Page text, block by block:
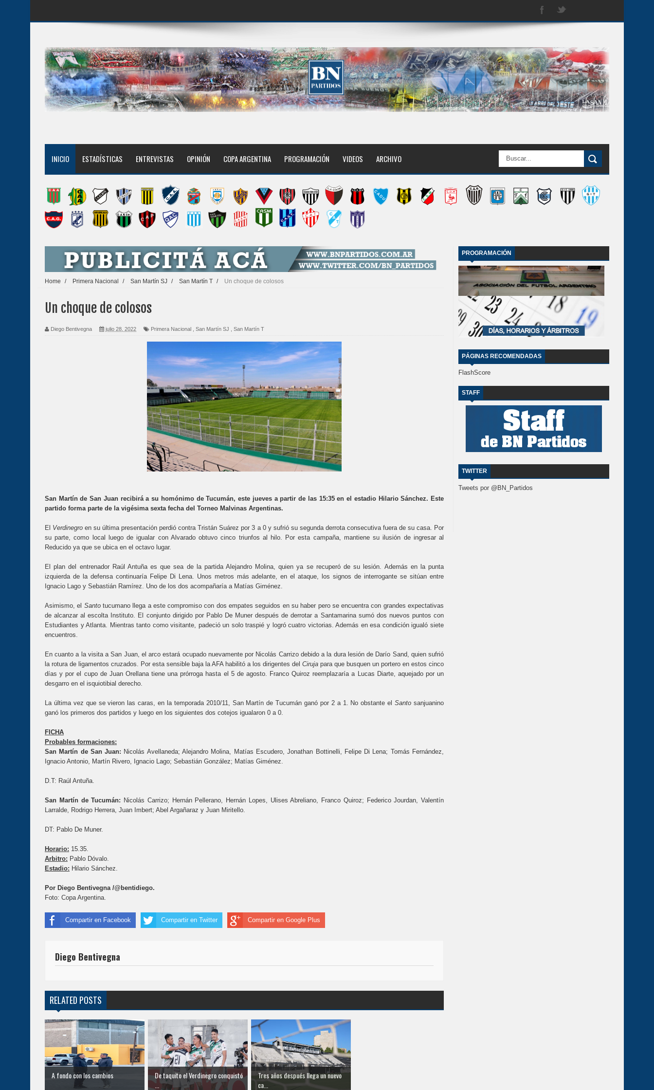
INICIO ESTADÍSTICAS ENTREVISTAS OPINIÓN COPA ARGENTINA PROGRAMACIÓN VIDEOS ARCHIVO
Home / Primera Nacional / San Martín SJ / San Martín T / Un choque de colosos
Un choque de colosos
Diego Bentivegna julio 28, 2022 Primera Nacional San Martín SJ San Martín T
San Martín de San Juan recibirá a su homónimo de Tucumán, este jueves a partir de las 15:35 en el estadio Hilario Sánchez. Este
partido forma parte de la vigésima sexta fecha del Torneo Malvinas Argentinas.
El Verdinegro en su última presentación perdió contra Tristán Suárez por 3 a 0 y sufrió su segunda derrota consecutiva fuera de su casa. Por
su parte, como local luego de igualar con Alvarado obtuvo cinco triunfos al hilo. Por esta campaña, mantiene su ilusión de ingresar al
Reducido ya que se ubica en el octavo lugar.
El plan del entrenador Raúl Antuña es que sea de la partida Alejandro Molina, quien ya se recuperó de su lesión. Además en la punta
izquierda de la defensa continuaría Felipe Di Lena. Unos metros más adelante, en el ataque, los signos de interrogante se sitúan entre
Ignacio Lago y Sebastián Ramírez. Uno de los dos acompañaría a Matías Giménez.
Asimismo, el Santotucumano llega a este compromiso con dos empates seguidos en su haber pero se encuentra con grandes expectativas
de alcanzar al escolta Instituto. El conjunto dirigido por Pablo De Muner después de derrotar a Santamarina sumó dos nuevos puntos con
Estudiantes y Atlanta. Mientras tanto como visitante, padeció un solo traspié y logró cuatro victorias. Además en esa condición igualó siete
encuentros.
En cuanto a la visita a San Juan, el arco estará ocupado nuevamente por Nicolás Carrizo debido a la dura lesión de Darío Sand, quien sufrió
la rotura de ligamentos cruzados. Por esta sensible baja la AFA habilitó a los dirigentes del Ciruja para que busquen un portero en estos cinco
días y por el cupo de Juan Orellana tiene una prórroga hasta el 5 de agosto. Franco Quiroz reemplazaría a Lucas Diarte, aquejado por un
desgarro en el isquiotibial derecho.
La última vez que se vieron las caras, en la temporada 2010/11, San Martín de Tucumán ganó por 2 a 1. No obstante el Santosanjuanino
ganó los primeros dos partidos y luego en los siguientes dos cotejos igualaron 0 a 0.
FICHA
Probables formaciones:
San Martín de San Juan: Nicolás Avellaneda; Alejandro Molina, Matías Escudero, Jonathan Bottinelli, Felipe Di Lena; Tomás Fernández,
Ignacio Antonio, Martín Rivero, Ignacio Lago; Sebastián González; Matías Giménez.
D.T: Raúl Antuña.
San Martín de Tucumán: Nicolás Carrizo; Hernán Pellerano, Hernán Lopes, Ulises Abreliano, Franco Quiroz; Federico Jourdan, Valentín
Larralde, Rodrigo Herrera, Juan Imbert; Abel Argañaraz y Juan Miritello.
DT: Pablo De Muner.
Horario: 15.35.
Arbitro: Pablo Dóvalo.
Estadio: Hilario Sánchez.
Por Diego Bentivegna /@bentidiego.
Foto: Copa Argentina.
Compartir en Facebook Compartir en Twitter Compartir en Google Plus
Diego Bentivegna
RELATED POSTS
A fondo con los cambios
De taquito el Verdinegro conquistó
...
Tres años después llega un nuevo
ca...
PROGRAMACIÓN
PÁGINAS RECOMENDADAS
FlashScore
STAFF
TWITTER
Tweets por @BN_Partidos